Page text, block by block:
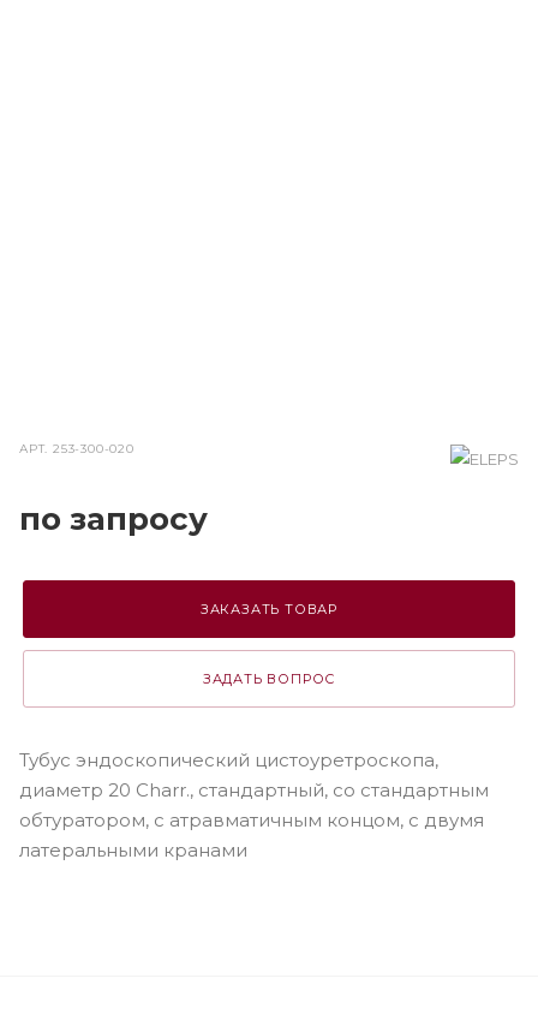
АРТ.253-300-020
по запросу
ЗАКАЗАТЬ ТОВАР
ЗАДАТЬ ВОПРОС
Тубус эндоскопический цистоуретроскопа,
диаметр 20 Charr., стандартный, со стандартным
обтуратором, с атравматичным концом, с двумя
латеральными кранами